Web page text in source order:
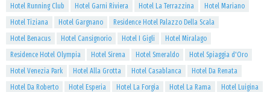
Hotel Running Club
Hotel Garni Riviera Hotel La Terrazzina
Hotel Mariano
Hotel Tiziana
Hotel Gargnano
Residence Hotel Palazzo Della Scala
Hotel Benacus
Hotel Cansignorio Hotel I Gigli
Hotel Miralago
Residence Hotel Olympia
Hotel Sirena Hotel Smeraldo
Hotel Spiaggia d'Oro
Hotel Venezia Park
Hotel Alla Grotta Hotel Casablanca
Hotel Da Renata
Hotel Da Roberto
Hotel Esperia Hotel La Forgia Hotel La Rama
Hotel Luigina